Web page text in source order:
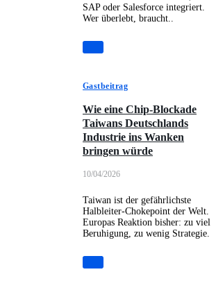
SAP oder Salesforce integriert.
Wer überlebt, braucht..
Gastbeitrag
Wie eine Chip-Blockade
Taiwans Deutschlands
Industrie ins Wanken
bringen würde
10/04/2026
Taiwan ist der gefährlichste
Halbleiter-Chokepoint der Welt.
Europas Reaktion bisher: zu viel
Beruhigung, zu wenig Strategie.